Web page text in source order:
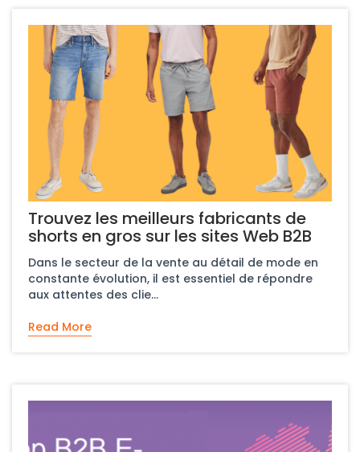
Trouvez les meilleurs fabricants de
shorts en gros sur les sites Web B2B
Dans le secteur de la vente au détail de mode en
constante évolution, il est essentiel de répondre
aux attentes des clie...
Read More